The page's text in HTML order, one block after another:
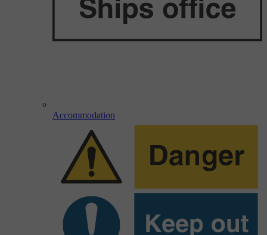
Accommodation